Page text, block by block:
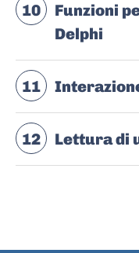
10
Funzioni
Delphi
11
12 Lettura di